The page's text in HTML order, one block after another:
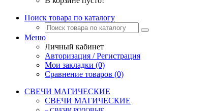
Поиск товара по каталогу
Меню
Личный кабинет
Авторизация / Регистрация
Мои закладки (0)
Сравнение товаров (0)
СВЕЧИ МАГИЧЕСКИЕ
СВЕЧИ МАГИЧЕСКИЕ